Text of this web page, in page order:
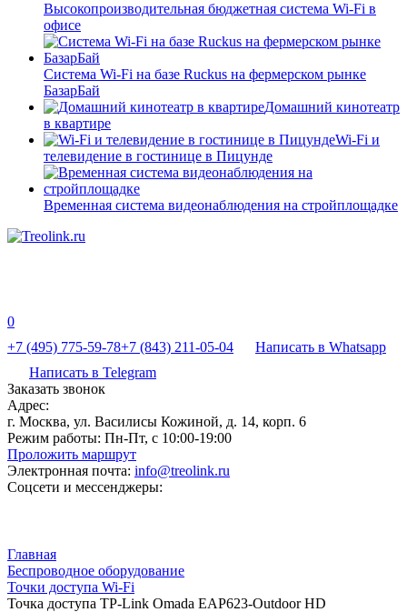
Высокопроизводительная бюджетная система Wi-Fi в
офисе
Система Wi-Fi на базе Ruckus на фермерском рынке
БазарБай
Домашний кинотеатр
в квартире
Wi-Fi и
телевидение в гостинице в Пицунде
Временная система видеонаблюдения на стройплощадке
0
+7 (495) 775-59-78+7 (843) 211-05-04
Написать в Whatsapp
Написать в Telegram
Заказать звонок
Адрес:
г. Москва, ул. Василисы Кожиной, д. 14, корп. 6
Режим работы: Пн-Пт, с 10:00-19:00
Проложить маршрут
Электронная почта: info@treolink.ru
Соцсети и мессенджеры:
Главная
Беспроводное оборудование
Точки доступа Wi-Fi
Точка доступа TP-Link Omada EAP623-Outdoor HD